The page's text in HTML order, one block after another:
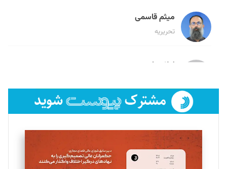
میثم قاسمی
تحریریه
لیلا حنارود
فائزه فتحی رستمی
تحریریه
سروش کرمیان